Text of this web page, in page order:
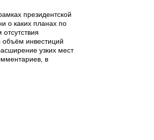
президентской
о каких планах по
объём инвестиций
узких мест
в